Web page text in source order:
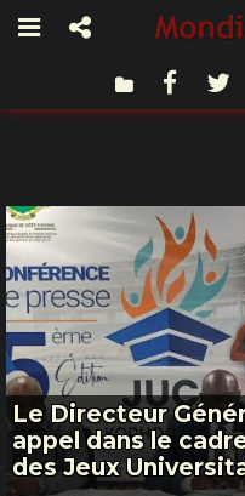
Le Directeur
appel dans le
des Jeux